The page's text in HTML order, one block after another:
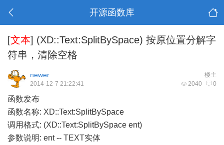
开源函数库
[文本] (XD::Text:SplitBySpace) 按原位置分解字
符串，清除空格
楼主
newer
2040 0
2014-12-7 21:22:41
函数发布
函数名称: XD::Text:SplitBySpace
调用格式: (XD::Text:SplitBySpace ent)
参数说明: ent -- TEXT实体